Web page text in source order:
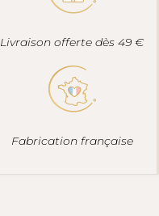
Livraison offerte dès 49 €
Fabrication française